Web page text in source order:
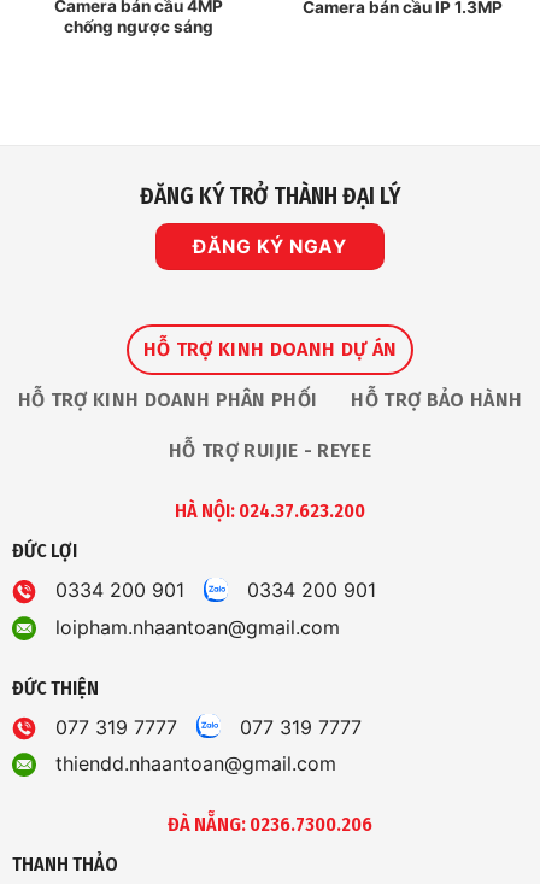
Camera bán cầu 4MP
chống ngược sáng
Camera bán cầu IP 1.3MP
ĐĂNG KÝ TRỞ THÀNH ĐẠI LÝ
ĐĂNG KÝ NGAY
HỖ TRỢ KINH DOANH DỰ ÁN
HỖ TRỢ KINH DOANH PHÂN PHỐI HỖ TRỢ BẢO HÀNH
HỖ TRỢ RUIJIE - REYEE
HÀ NỘI: 024.37.623.200
ĐỨC LỢI
0334 200 901
0334 200 901
loipham.nhaantoan@gmail.com
ĐỨC THIỆN
077 319 7777
077 319 7777
thiendd.nhaantoan@gmail.com
ĐÀ NẴNG: 0236.7300.206
THANH THẢO